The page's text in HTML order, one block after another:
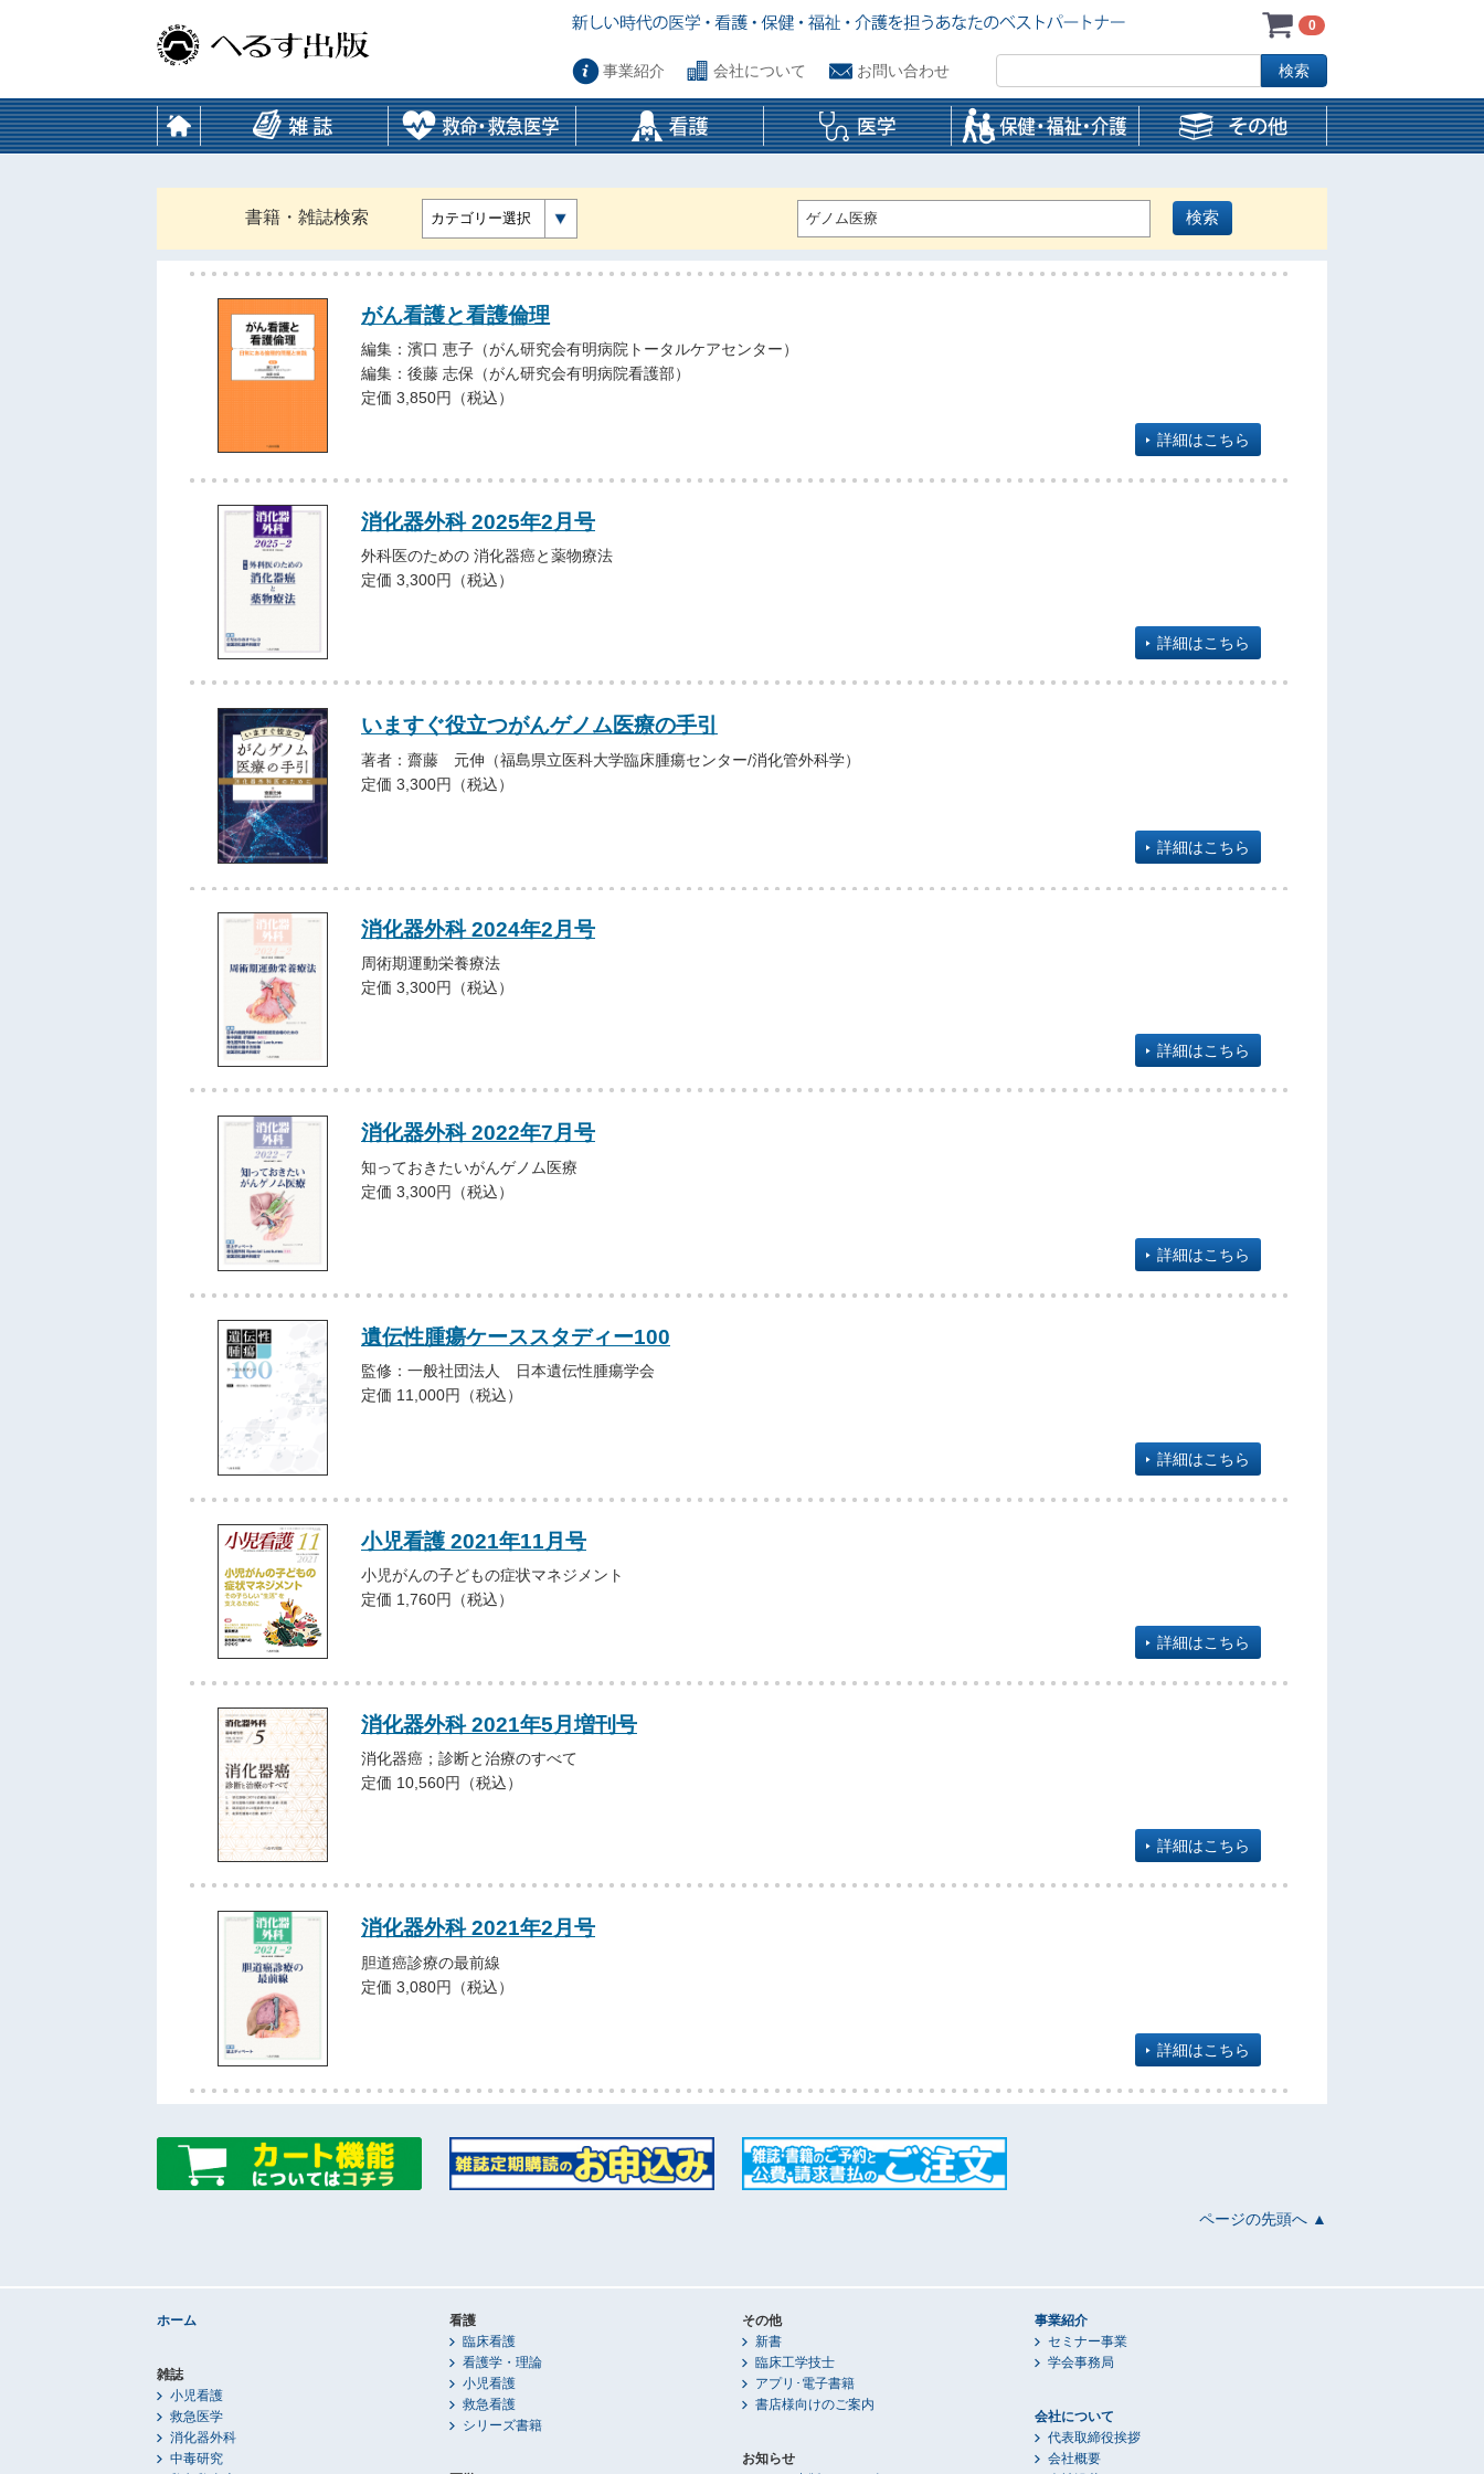
0
事業紹介 会社について お問い合わせ
書籍・雑誌検索 カテゴリー選択
がん看護と看護倫理
編集：濱口 恵子（がん研究会有明病院トータルケアセンター）
編集：後藤 志保（がん研究会有明病院看護部）
定価 3,850円（税込）
詳細はこちら
消化器外科 2025年2月号
外科医のための 消化器癌と薬物療法
定価 3,300円（税込）
詳細はこちら
いますぐ役立つがんゲノム医療の手引
著者：齋藤 元伸（福島県立医科大学臨床腫瘍センター/消化管外科学）
定価 3,300円（税込）
詳細はこちら
消化器外科 2024年2月号
周術期運動栄養療法
定価 3,300円（税込）
詳細はこちら
消化器外科 2022年7月号
知っておきたいがんゲノム医療
定価 3,300円（税込）
詳細はこちら
遺伝性腫瘍ケーススタディー100
監修：一般社団法人 日本遺伝性腫瘍学会
定価 11,000円（税込）
詳細はこちら
小児看護 2021年11月号
小児がんの子どもの症状マネジメント
定価 1,760円（税込）
詳細はこちら
消化器外科 2021年5月増刊号
消化器癌；診断と治療のすべて
定価 10,560円（税込）
詳細はこちら
消化器外科 2021年2月号
胆道癌診療の最前線
定価 3,080円（税込）
詳細はこちら
ページの先頭へ ▲
ホーム
雑誌
小児看護
救急医学
消化器外科
中毒研究
看護
臨床看護
看護学・理論
小児看護
救急看護
シリーズ書籍
その他
新書
臨床工学技士
アプリ･電子書籍
書店様向けのご案内
お知らせ
事業紹介
セミナー事業
学会事務局
会社について
代表取締役挨拶
会社概要